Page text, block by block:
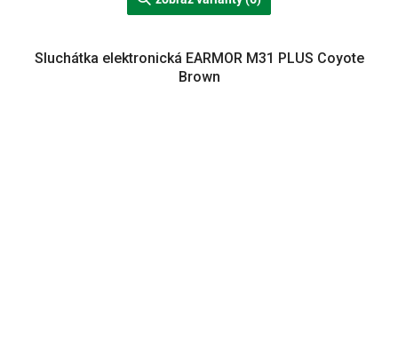
Sluchátka elektronická EARMOR M31 PLUS Coyote
Brown